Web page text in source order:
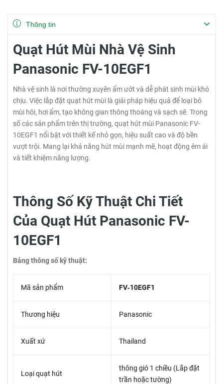
Thông tin
Quạt Hút Mùi Nhà Vệ Sinh
Panasonic FV-10EGF1
Nhà vệ sinh là nơi thường xuyên ẩm ướt và dễ phát sinh mùi khó
chịu. Việc lắp đặt quạt hút mùi là giải pháp hiệu quả để loại bỏ
mùi hôi, hơi ẩm, tạo không gian thông thoáng và sạch sẽ. Trong
số các sản phẩm trên thị trường, quạt hút mùi Panasonic FV-
10EGF1 nổi bật với thiết kế nhỏ gọn, hiệu suất cao và độ bền
vượt trội. Mang lại khả năng hút mùi mạnh mẽ, hoạt động êm ái
và tiết khiệm năng lượng.
Thông Số Kỹ Thuật Chi Tiết
Của Quạt Hút Panasonic FV-
10EGF1
Bảng thông số kỹ thuật:
Mã sản phẩm FV‑10EGF1
Thương hiệu Panasonic
Xuất xứ Thailand
Loại quạt hút
thông gió 1 chiều (Lắp đặt
trần hoặc tường)